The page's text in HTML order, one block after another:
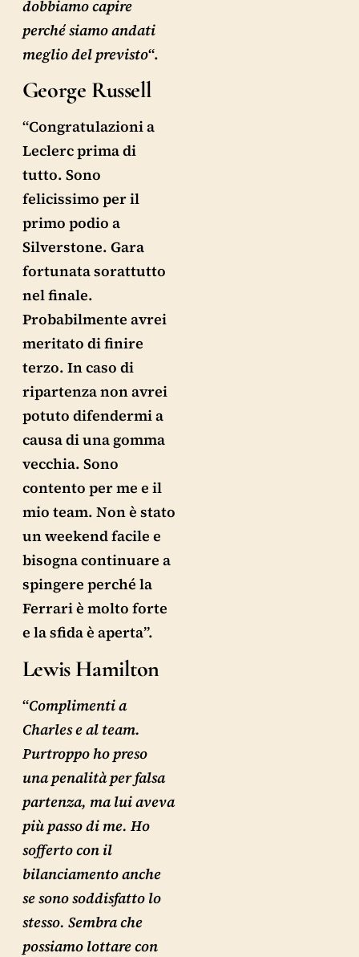
dobbiamo capire
perché siamo andati
meglio del previsto“.
George Russell
“Congratulazioni a
Leclerc prima di
tutto. Sono
felicissimo per il
primo podio a
Silverstone. Gara
fortunata sorattutto
nel finale.
Probabilmente avrei
meritato di finire
terzo. In caso di
ripartenza non avrei
potuto difendermi a
causa di una gomma
vecchia. Sono
contento per me e il
mio team. Non è stato
un weekend facile e
bisogna continuare a
spingere perché la
Ferrari è molto forte
e la sfida è aperta”.
Lewis Hamilton
“Complimenti a
Charles e al team.
Purtroppo ho preso
una penalità per falsa
partenza, ma lui aveva
più passo di me. Ho
sofferto con il
bilanciamento anche
se sono soddisfatto lo
stesso. Sembra che
possiamo lottare con